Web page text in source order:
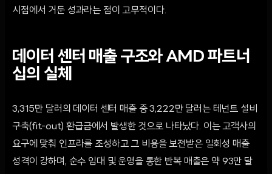
시점에서 거둔 성과라는 점이 고무적이다.
데이터 센터 매출 구조와 AMD 파트너
십의 실체
3,315만 달러의 데이터 센터 매출 중 3,222만 달러는 테넌트 설비
구축(fit-out) 환급금에서 발생한 것으로 나타났다. 이는 고객사의
요구에 맞춰 인프라를 조성하고 그 비용을 보전받은 일회성 매출
성격이 강하며, 순수 임대 및 운영을 통한 반복 매출은 약 93만 달